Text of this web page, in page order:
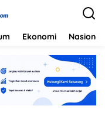
Ekonomi Nasional